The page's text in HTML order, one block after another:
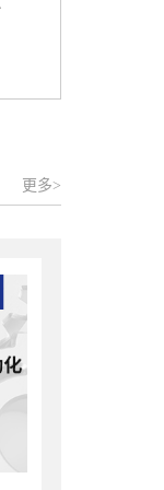
更多>